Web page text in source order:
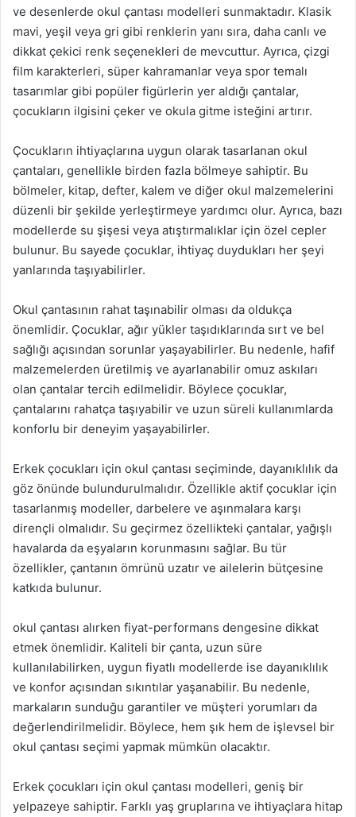
ve desenlerde okul çantası modelleri sunmaktadır. Klasik
mavi, yeşil veya gri gibi renklerin yanı sıra, daha canlı ve
dikkat çekici renk seçenekleri de mevcuttur. Ayrıca, çizgi
film karakterleri, süper kahramanlar veya spor temalı
tasarımlar gibi popüler figürlerin yer aldığı çantalar,
çocukların ilgisini çeker ve okula gitme isteğini artırır.
Çocukların ihtiyaçlarına uygun olarak tasarlanan okul
çantaları, genellikle birden fazla bölmeye sahiptir. Bu
bölmeler, kitap, defter, kalem ve diğer okul malzemelerini
düzenli bir şekilde yerleştirmeye yardımcı olur. Ayrıca, bazı
modellerde su şişesi veya atıştırmalıklar için özel cepler
bulunur. Bu sayede çocuklar, ihtiyaç duydukları her şeyi
yanlarında taşıyabilirler.
Okul çantasının rahat taşınabilir olması da oldukça
önemlidir. Çocuklar, ağır yükler taşıdıklarında sırt ve bel
sağlığı açısından sorunlar yaşayabilirler. Bu nedenle, hafif
malzemelerden üretilmiş ve ayarlanabilir omuz askıları
olan çantalar tercih edilmelidir. Böylece çocuklar,
çantalarını rahatça taşıyabilir ve uzun süreli kullanımlarda
konforlu bir deneyim yaşayabilirler.
Erkek çocukları için okul çantası seçiminde, dayanıklılık da
göz önünde bulundurulmalıdır. Özellikle aktif çocuklar için
tasarlanmış modeller, darbelere ve aşınmalara karşı
dirençli olmalıdır. Su geçirmez özellikteki çantalar, yağışlı
havalarda da eşyaların korunmasını sağlar. Bu tür
özellikler, çantanın ömrünü uzatır ve ailelerin bütçesine
katkıda bulunur.
okul çantası alırken fiyat-performans dengesine dikkat
etmek önemlidir. Kaliteli bir çanta, uzun süre
kullanılabilirken, uygun fiyatlı modellerde ise dayanıklılık
ve konfor açısından sıkıntılar yaşanabilir. Bu nedenle,
markaların sunduğu garantiler ve müşteri yorumları da
değerlendirilmelidir. Böylece, hem şık hem de işlevsel bir
okul çantası seçimi yapmak mümkün olacaktır.
Erkek çocukları için okul çantası modelleri, geniş bir
yelpazeye sahiptir. Farklı yaş gruplarına ve ihtiyaçlara hitap